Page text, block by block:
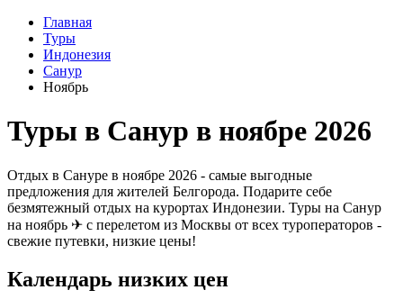
Главная
Туры
Индонезия
Санур
Ноябрь
Туры в Санур в ноябре 2026
Отдых в Сануре в ноябре 2026 - самые выгодные
предложения для жителей Белгорода. Подарите себе
безмятежный отдых на курортах Индонезии. Туры на Санур
на ноябрь ✈ с перелетом из Москвы от всех туроператоров -
свежие путевки, низкие цены!
Календарь низких цен